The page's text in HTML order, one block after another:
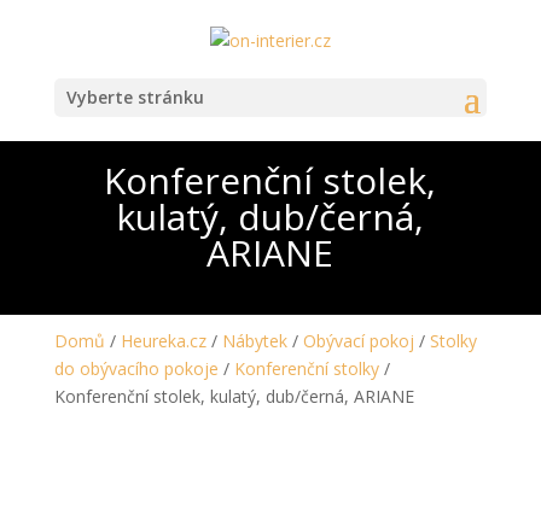
Vyberte stránku
Konferenční stolek,
kulatý, dub/černá,
ARIANE
Domů / Heureka.cz/ Nábytek/ Obývací pokoj / Stolky
do obývacího pokoje / Konferenční stolky/
Konferenční stolek, kulatý, dub/černá, ARIANE